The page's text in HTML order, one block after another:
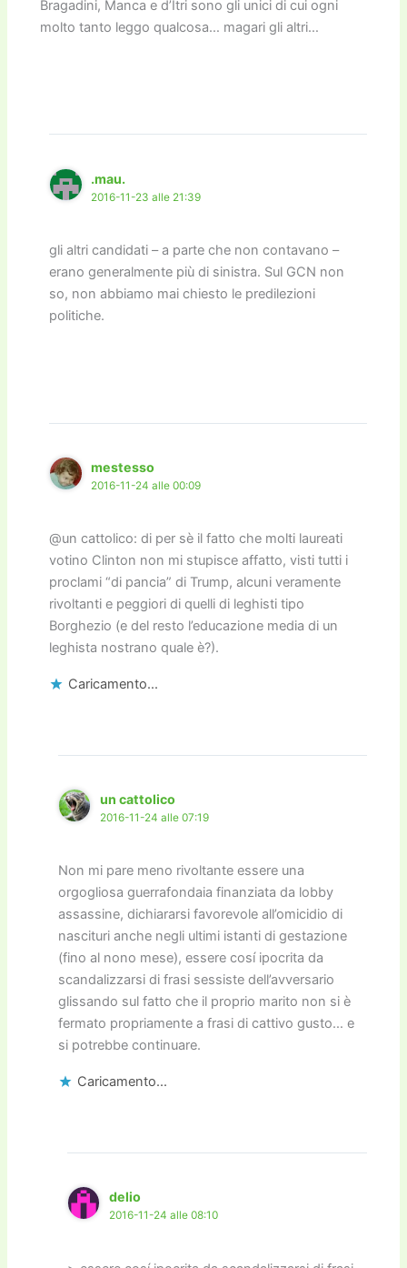
Bragadini, Manca e d’Itri sono gli unici di cui ogni
molto tanto leggo qualcosa… magari gli altri…
.mau.
2016-11-23 alle 21:39
gli altri candidati – a parte che non contavano –
erano generalmente più di sinistra. Sul GCN non
so, non abbiamo mai chiesto le predilezioni
politiche.
mestesso
2016-11-24 alle 00:09
@un cattolico: di per sè il fatto che molti laureati
votino Clinton non mi stupisce affatto, visti tutti i
proclami “di pancia” di Trump, alcuni veramente
rivoltanti e peggiori di quelli di leghisti tipo
Borghezio (e del resto l’educazione media di un
leghista nostrano quale è?).
Caricamento...
un cattolico
2016-11-24 alle 07:19
Non mi pare meno rivoltante essere una
orgogliosa guerrafondaia finanziata da lobby
assassine, dichiararsi favorevole all’omicidio di
nascituri anche negli ultimi istanti di gestazione
(fino al nono mese), essere cosí ipocrita da
scandalizzarsi di frasi sessiste dell’avversario
glissando sul fatto che il proprio marito non si è
fermato propriamente a frasi di cattivo gusto… e
si potrebbe continuare.
Caricamento...
delio
2016-11-24 alle 08:10